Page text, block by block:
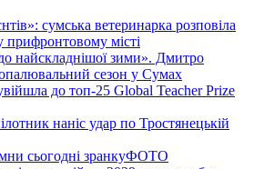
сумська ветеринарка розповіла
місті
найскладнішої зими». Дмитро
сезон у Сумах
до топ-25 Global Teacher Prize
наніс удар по Тростянецькій
сьогодні зранкуФОТО